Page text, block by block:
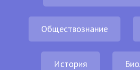
Обществознание
История